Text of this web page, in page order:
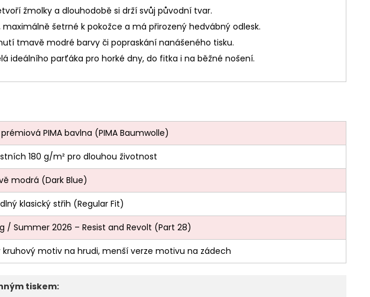
žmolky a dlouhodobě si drží svůj původní tvar.
šetrné k pokožce a má přirozený hedvábný odlesk.
tmavě modré barvy či popraskání nanášeného tisku.
ideálního parťáka pro horké dny, do fitka i na běžné nošení.
prémiová PIMA bavlna (PIMA Baumwolle)
180 g/m² pro dlouhou životnost
modrá (Dark Blue)
klasický střih (Regular Fit)
/ Summer 2026 – Resist and Revolt (Part 28)
kruhový motiv na hrudi, menší verze motivu na zádech
tiskem: